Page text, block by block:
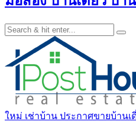
ใหม่ เช่าบ้าน ประกาศขายบ้านเ